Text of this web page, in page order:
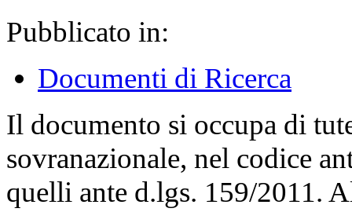
Pubblicato in:
Documenti di Ricerca
Il documento si occupa di
sovranazionale, nel codice
quelli ante d.lgs. 159/2011.